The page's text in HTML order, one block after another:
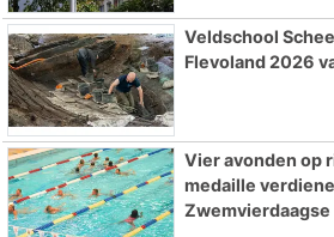
Veldschool
Flevoland 2026
Vier avonden op
medaille
Zwemvierdaagse